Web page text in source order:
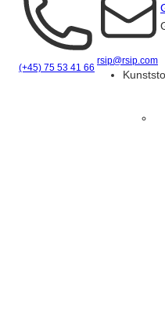
(+45) 75 53 41 66
rsip@rsip.com